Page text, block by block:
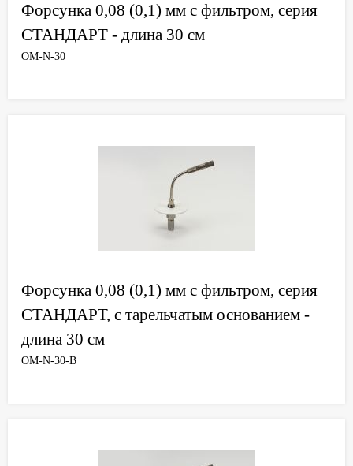
Форсунка 0,08 (0,1) мм с фильтром, серия
СТАНДАРТ - длина 30 см
OM-N-30
Форсунка 0,08 (0,1) мм с фильтром, серия
СТАНДАРТ, с тарельчатым основанием -
длина 30 см
OM-N-30-B